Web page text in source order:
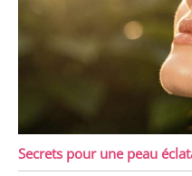
Secrets pour une peau